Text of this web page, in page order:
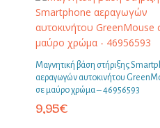
Μαγνητική βάση στήριξης
αεραγωγών αυτοκινήτου
σε μαύρο χρώμα – 46956593
9,95€